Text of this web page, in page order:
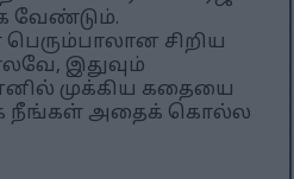
வேண்டும்.
சிறிய
இதுவும்
முக்கிய கதையை
நீங்கள் அதைக் கொல்ல